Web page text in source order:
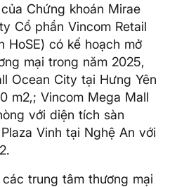
Chứng khoán Mirae
Cổ phần Vincom Retail
HoSE) có kế hoạch mở
mại trong năm 2025,
Ocean City tại Hưng Yên
m2,; Vincom Mega Mall
với diện tích sàn
Vinh tại Nghệ An với
trung tâm thương mại